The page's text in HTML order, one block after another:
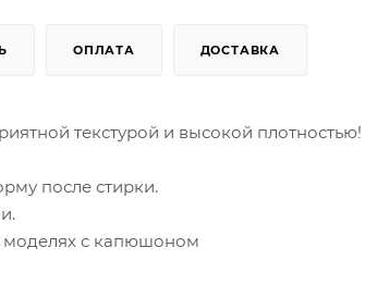
ОПЛАТА ДОСТАВКА
текстурой и высокой плотностью!
после стирки.
моделях с капюшоном